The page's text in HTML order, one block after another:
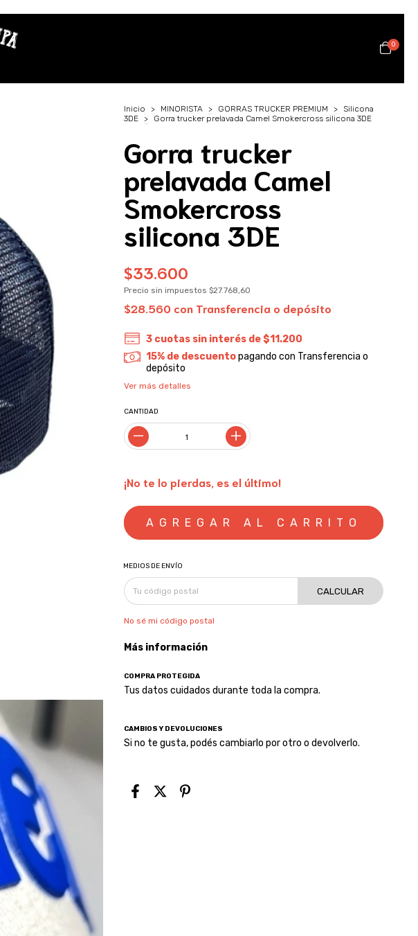
0
Inicio > MINORISTA > GORRAS TRUCKER PREMIUM >
Silicona
3DE
> Gorra trucker prelavada Camel Smokercross silicona 3DE
Gorra trucker
prelavada Camel
Smokercross
silicona 3DE
$33.600
Precio sin impuestos$27.768,60
$28.560 con Transferencia o depósito
3 cuotas sin interés de$11.200
15% de descuentopagando con Transferencia o
depósito
Ver más detalles
CANTIDAD
¡No te lo pierdas, es el último!
MEDIOS DE ENVÍO
CALCULAR
No sé mi código postal
Más información
COMPRA PROTEGIDA
Tus datos cuidados durante toda la compra.
CAMBIOS Y DEVOLUCIONES
Si no te gusta, podés cambiarlo por otro o devolverlo.